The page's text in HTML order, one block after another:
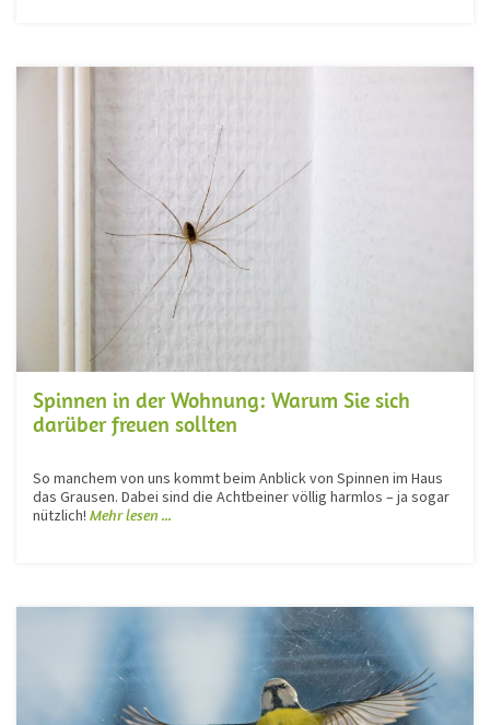
Spinnen in der Wohnung: Warum Sie sich
darüber freuen sollten
So manchem von uns kommt beim Anblick von Spinnen im Haus
das Grausen. Dabei sind die Achtbeiner völlig harmlos – ja sogar
nützlich! Mehr lesen ...